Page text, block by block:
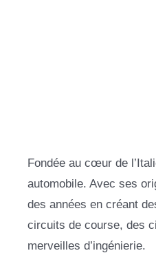
Fondée au cœur de
automobile. Avec ses
des années en créant
circuits de course, des
merveilles d’ingénierie.